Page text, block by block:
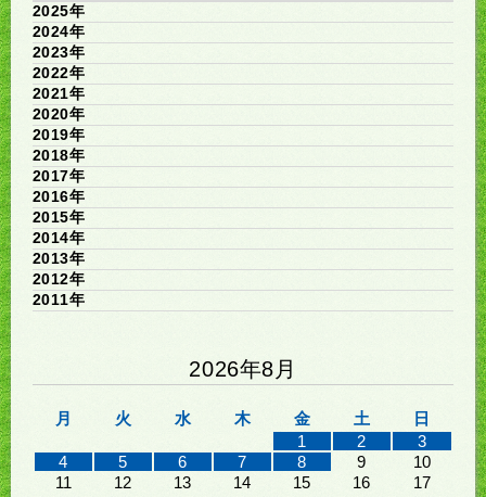
2025年
2024年
2023年
2022年
2021年
2020年
2019年
2018年
2017年
2016年
2015年
2014年
2013年
2012年
2011年
2026年8月
月 火 水 木 金 土
日
1
2
3
4
5 6 7 8 9
10
11
12 13 14 15 16
17